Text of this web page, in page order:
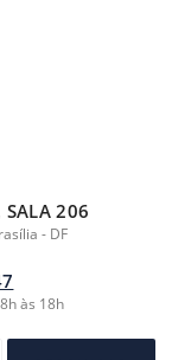
SALA 206
- DF
às 18h